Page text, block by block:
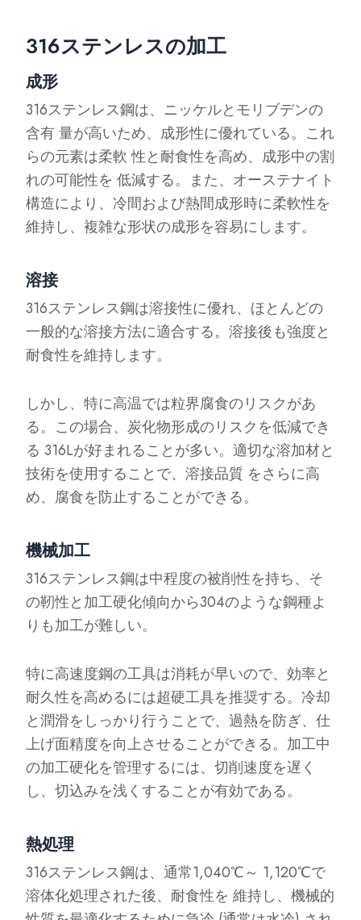
316ステンレスの加工
成形
316ステンレス鋼は、ニッケルとモリブデンの
含有 量が高いため、成形性に優れている。これ
らの元素は柔軟 性と耐食性を高め、成形中の割
れの可能性を 低減する。また、オーステナイト
構造により、冷間および熱間成形時に柔軟性を
維持し、複雑な形状の成形を容易にします。
溶接
316ステンレス鋼は溶接性に優れ、ほとんどの
一般的な溶接方法に適合する。溶接後も強度と
耐食性を維持します。
しかし、特に高温では粒界腐食のリスクがあ
る。この場合、炭化物形成のリスクを低減でき
る 316Lが好まれることが多い。適切な溶加材と
技術を使用することで、溶接品質 をさらに高
め、腐食を防止することができる。
機械加工
316ステンレス鋼は中程度の被削性を持ち、そ
の靭性と加工硬化傾向から304のような鋼種よ
りも加工が難しい。
特に高速度鋼の工具は消耗が早いので、効率と
耐久性を高めるには超硬工具を推奨する。冷却
と潤滑をしっかり行うことで、過熱を防ぎ、仕
上げ面精度を向上させることができる。加工中
の加工硬化を管理するには、切削速度を遅く
し、切込みを浅くすることが有効である。
熱処理
316ステンレス鋼は、通常1,040℃～ 1,120℃で
溶体化処理された後、耐食性を 維持し、機械的